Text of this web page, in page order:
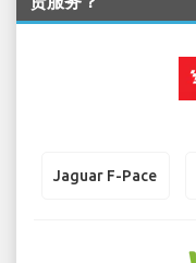
Jaguar F-Pace